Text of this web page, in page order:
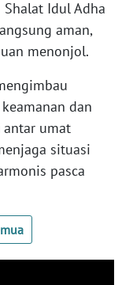
Shalat Idul Adha
aman,
menonjol.
dan
umat
situasi
pasca